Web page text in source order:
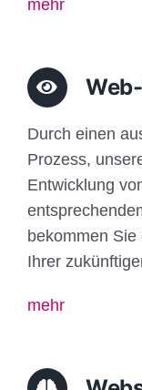
mehr
Durch einen
Prozess,
Entwicklung
bekommen
Ihrer
mehr